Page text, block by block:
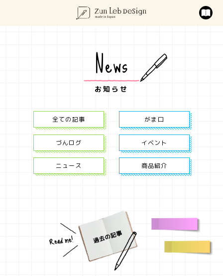
News
お知らせ
全ての記事 がま口
づんログ イベント
ニュース 商品紹介